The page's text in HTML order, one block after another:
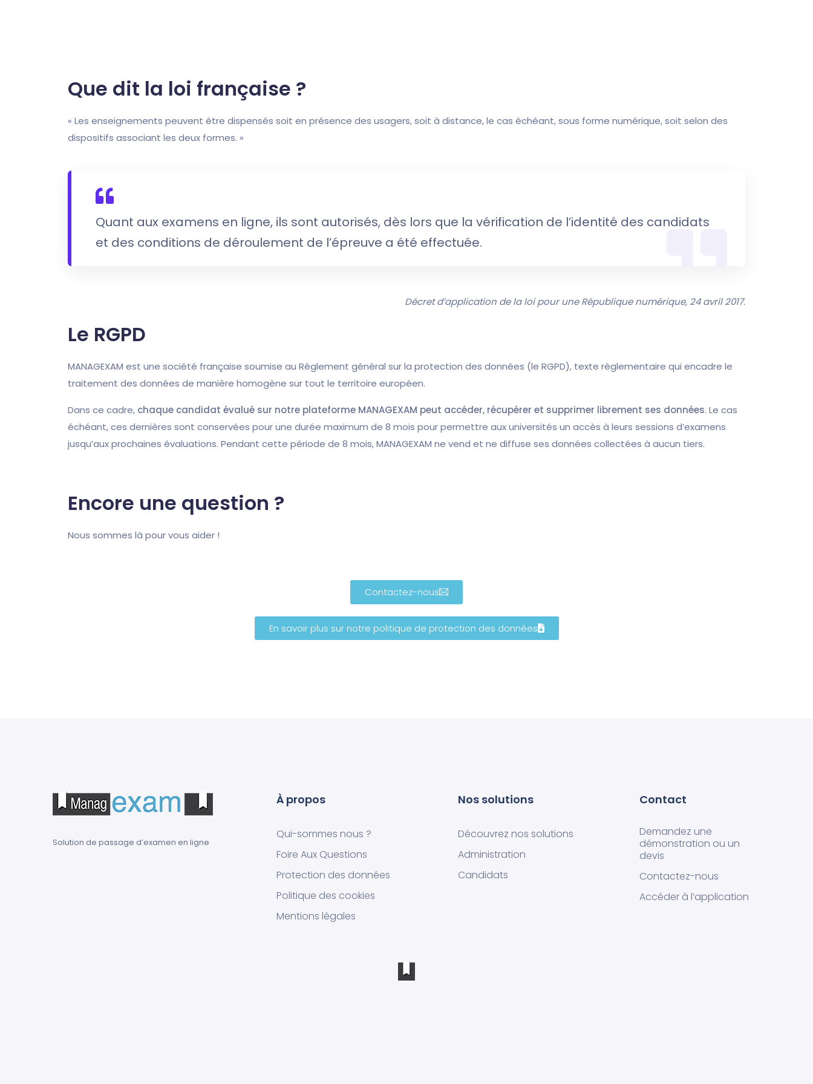
Que dit la loi française ?
« Les enseignements peuvent être dispensés soit en présence des usagers, soit à distance, le cas échéant, sous forme numérique, soit selon des
dispositifs associant les deux formes. »
Quant aux examens en ligne, ils sont autorisés, dès lors que la vérification de l’identité des candidats
et des conditions de déroulement de l’épreuve a été effectuée.
Décret d’application de la loi pour une République numérique, 24 avril 2017.
Le RGPD
MANAGEXAM est une société française soumise au Règlement général sur la protection des données (le RGPD), texte règlementaire qui encadre le
traitement des données de manière homogène sur tout le territoire européen.
Dans ce cadre, chaque candidat évalué sur notre plateforme MANAGEXAM peut accéder, récupérer et supprimer librement ses données. Le cas
échéant, ces dernières sont conservées pour une durée maximum de 8 mois pour permettre aux universités un accès à leurs sessions d’examens
jusqu’aux prochaines évaluations. Pendant cette période de 8 mois, MANAGEXAM ne vend et ne diffuse ses données collectées à aucun tiers.
Encore une question ?
Nous sommes là pour vous aider !
Contactez-nous
En savoir plus sur notre politique de protection des données
Solution de passage d’examen en ligne
À propos
Qui-sommes nous ?
Foire Aux Questions
Protection des données
Politique des cookies
Mentions légales
Nos solutions
Découvrez nos solutions
Administration
Candidats
Contact
Demandez une
démonstration ou un
devis
Contactez-nous
Accéder à l’application